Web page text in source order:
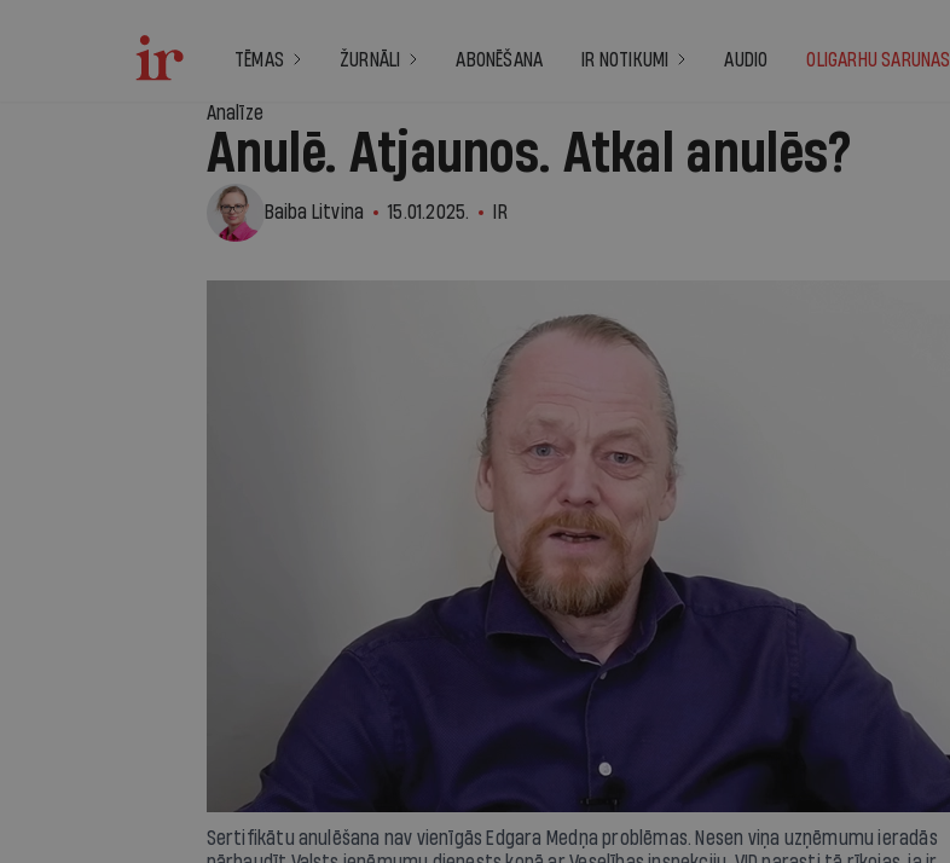
TĒMAS ŽURNĀLI ABONĒŠANA IR NOTIKUMI AUDIO OLIGARHU SARUNAS
Analīze
Anulē. Atjaunos. Atkal anulēs?
Baiba Litvina 15.01.2025. IR
Sertifikātu anulēšana nav vienīgās Edgara Medņa problēmas. Nesen viņa uzņēmumu ieradās